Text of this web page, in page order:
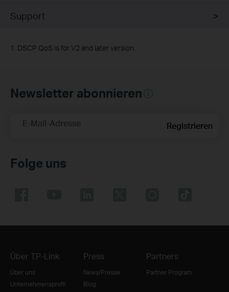
Support
1. DSCP QoS is for V2 and later version.
Newsletter abonnieren
E-Mail-Adresse Registrieren
Folge uns
Über TP-Link
Über uns
Unternehmensprofil
Press
News/Presse
Blog
Partners
Partner Program